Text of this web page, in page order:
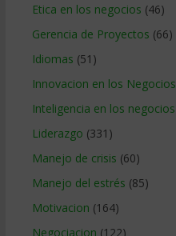
Etica en los negocios (46)
Gerencia de Proyectos (66)
Idiomas (51)
Innovacion en los Negocios
Inteligencia en los negocios
Liderazgo (331)
Manejo de crisis (60)
Manejo del estrés (85)
Motivacion (164)
Negociacion (122)